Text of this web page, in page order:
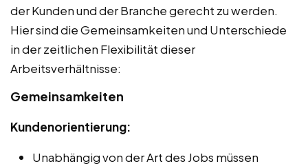
der Kunden und der Branche gerecht zu werden.
Hier sind die Gemeinsamkeiten und Unterschiede
in der zeitlichen Flexibilität dieser
Arbeitsverhältnisse:
Gemeinsamkeiten
Kundenorientierung:
Unabhängig von der Art des Jobs müssen